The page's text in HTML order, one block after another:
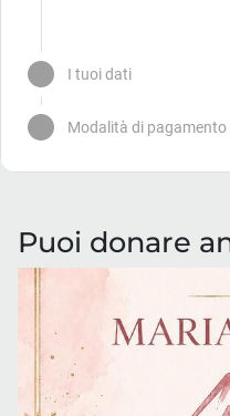
Puoi donare